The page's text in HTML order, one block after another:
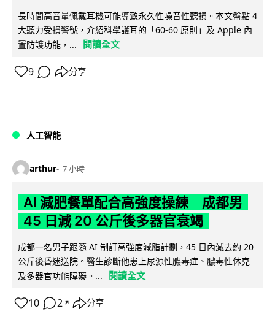
長時間高音量佩戴耳機可能導致永久性噪音性聽損。本文盤點 4
大聽力受損警號，介紹科學護耳的「60-60 原則」及 Apple 內
置防護功能，...
閱讀全文
9 分享
人工智能
arthur 7 小時
AI 減肥餐單配合高強度操練 成都男
45 日減 20 公斤後多器官衰竭
成都一名男子跟隨 AI 制訂高強度減脂計劃，45 日內減去約 20
公斤後昏迷送院。醫生診斷他患上尿源性膿毒症、膿毒性休克
及多器官功能障礙。...
閱讀全文
10 2 ↗ 分享